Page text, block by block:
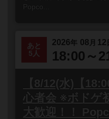
Popco...
あと
5人
2026年 08 月 12
18:00～
【8/12(水)【
心者会 ※ボドゲ
大歓迎！！